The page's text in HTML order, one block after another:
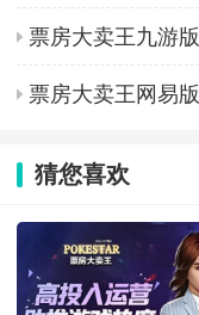
票房大卖王九游版
票房大卖王网易版
猜您喜欢